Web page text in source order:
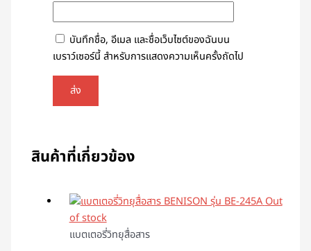
บันทึกชื่อ, อีเมล และชื่อเว็บไซต์ของฉันบน
เบราว์เซอร์นี้ สำหรับการแสดงความเห็นครั้งถัดไป
สินค้าที่เกี่ยวข้อง
Out
of stock
แบตเตอรี่วิทยุสื่อสาร